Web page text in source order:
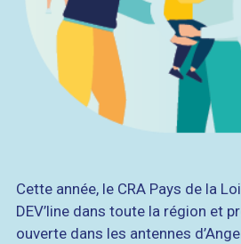
Cette année, le CRA Pays de la
DEV’line dans toute la région et
ouverte dans les antennes